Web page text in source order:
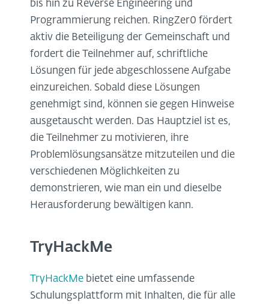
bis hin zu Reverse Engineering und
Programmierung reichen. RingZer0 fördert
aktiv die Beteiligung der Gemeinschaft und
fordert die Teilnehmer auf, schriftliche
Lösungen für jede abgeschlossene Aufgabe
einzureichen. Sobald diese Lösungen
genehmigt sind, können sie gegen Hinweise
ausgetauscht werden. Das Hauptziel ist es,
die Teilnehmer zu motivieren, ihre
Problemlösungsansätze mitzuteilen und die
verschiedenen Möglichkeiten zu
demonstrieren, wie man ein und dieselbe
Herausforderung bewältigen kann.
TryHackMe
TryHackMe bietet eine umfassende
Schulungsplattform mit Inhalten, die für alle